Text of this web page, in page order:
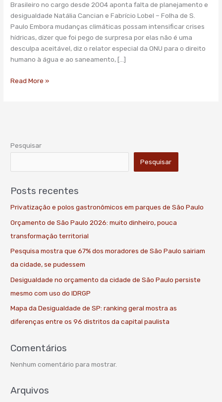
Brasileiro no cargo desde 2004 aponta falta de planejamento e
desigualdade Natália Cancian e Fabrício Lobel – Folha de S.
Paulo Embora mudanças climáticas possam intensificar crises
hídricas, dizer que foi pego de surpresa por elas não é uma
desculpa aceitável, diz o relator especial da ONU para o direito
humano à água e ao saneamento, […]
declara
que
clima
não
é
desculpa
falta
Read More »
Pesquisar
Pesquisar
Posts recentes
Privatização e polos gastronômicos em parques de São Paulo
Orçamento de São Paulo 2026: muito dinheiro, pouca
transformação territorial
Pesquisa mostra que 67% dos moradores de São Paulo sairiam
da cidade, se pudessem
Desigualdade no orçamento da cidade de São Paulo persiste
mesmo com uso do IDRGP
Mapa da Desigualdade de SP: ranking geral mostra as
diferenças entre os 96 distritos da capital paulista
Comentários
Nenhum comentário para mostrar.
Arquivos